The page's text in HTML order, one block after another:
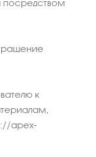
к
apex-